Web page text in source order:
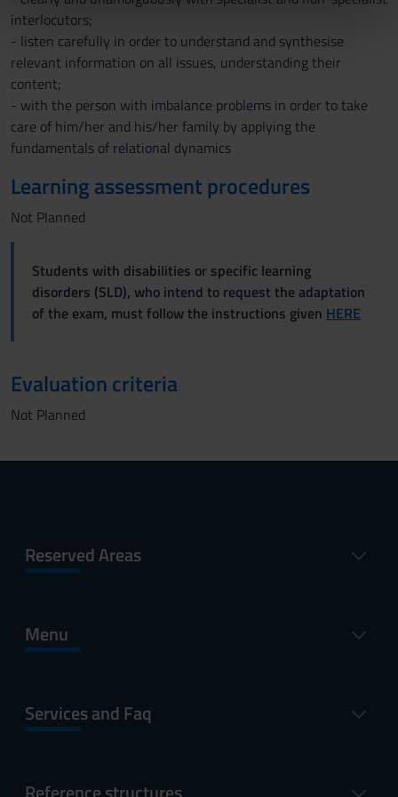
nostri partner che si occupano di analisi dei dati web,
pubblicità e social media, i quali potrebbero combinarle
con altre informazioni che hai fornito loro o che hanno
raccolto dal tuo utilizzo dei loro servizi.
interlocutors;
- listen carefully in order to understand and synthesise
relevant information on all issues, understanding their
content;
- with the person with imbalance problems in order to take
care of him/her and his/her family by applying the
fundamentals of relational dynamics
Learning assessment procedures
Not Planned
Students with disabilities or specific learning
disorders (SLD), who intend to request the adaptation
of the exam, must follow the instructions given HERE
Evaluation criteria
Not Planned
Reserved Areas
Menu
Services and Faq